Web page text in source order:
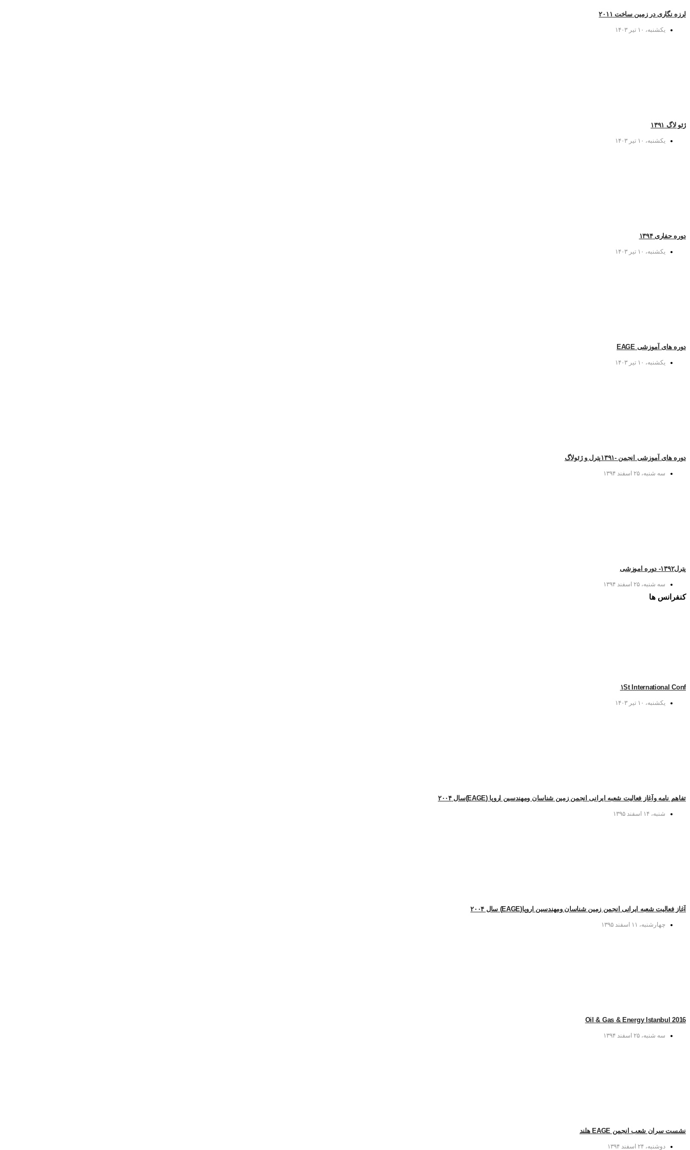
لرزه نگاری در زمین ساخت ۲۰۱۱
یکشنبه، ۱۰ تیر ۱۴۰۳
ژئو لاگ ۱۳۹۱
یکشنبه، ۱۰ تیر ۱۴۰۳
دوره حفاری ۱۳۹۴
یکشنبه، ۱۰ تیر ۱۴۰۳
دوره های آموزشی EAGE
یکشنبه، ۱۰ تیر ۱۴۰۳
دوره های آموزشی انجمن -۱۳۹۱پترل و ژئولاگ
سه شنبه، ۲۵ اسفند ۱۳۹۴
پترل۱۳۹۲- دوره اموزشی
سه شنبه، ۲۵ اسفند ۱۳۹۴
کنفرانس ها
۱St International Conf
یکشنبه، ۱۰ تیر ۱۴۰۳
تفاهم نامه وآغاز فعالیت شعبه ایرانی انجمن زمین شناسان ومهندسین اروپا (EAGE)سال ۲۰۰۴
شنبه، ۱۴ اسفند ۱۳۹۵
آغاز فعالیت شعبه ایرانی انجمن زمین شناسان ومهندسین اروپا(EAGE) سال ۲۰۰۴
چهارشنبه، ۱۱ اسفند ۱۳۹۵
Oil & Gas & Energy Istanbul 2016
سه شنبه، ۲۵ اسفند ۱۳۹۴
نشست سران شعب انجمن EAGE هلند
دوشنبه، ۲۴ اسفند ۱۳۹۴